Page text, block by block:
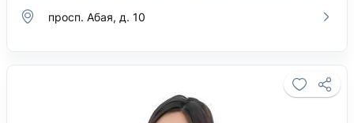
просп. Абая, д. 10